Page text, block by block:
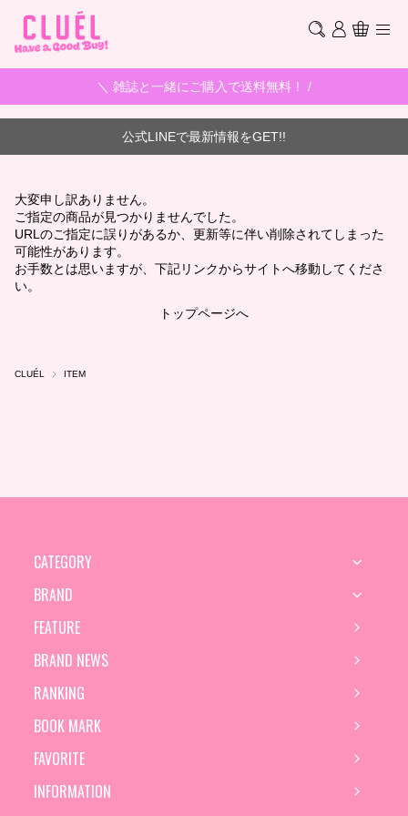
＼ 雑誌と一緒にご購入で送料無料！ /
公式LINEで最新情報をGET!!
大変申し訳ありません。
ご指定の商品が見つかりませんでした。
URLのご指定に誤りがあるか、更新等に伴い削除されてしまった
可能性があります。
お手数とは思いますが、下記リンクからサイトへ移動してくださ
い。
トップページへ
CLUÉL ITEM
CATEGORY
BRAND
FEATURE
BRAND NEWS
RANKING
BOOK MARK
FAVORITE
INFORMATION